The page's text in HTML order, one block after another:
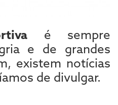
é sempre
e de grandes
existem notícias
de divulgar.